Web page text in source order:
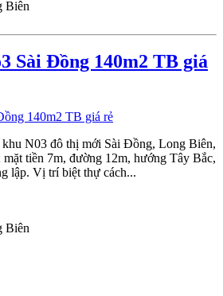
Biên
Sài Đồng 140m2 TB giá
khu N03 đô thị mới Sài Đồng, Long Biên,
tiền 7m, đường 12m, hướng Tây Bắc,
lập. Vị trí biệt thự cách...
Biên